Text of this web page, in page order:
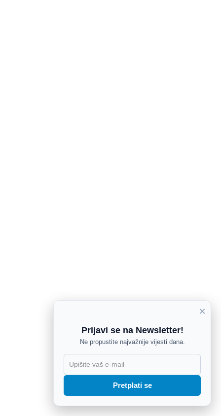
×
Prijavi se na Newsletter!
Ne propustite najvažnije vijesti dana.
Pretplati se